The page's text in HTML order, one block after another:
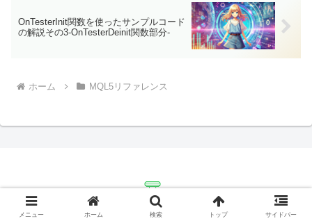
OnTesterInit関数を使ったサンプルコード
の解説その3-OnTesterDeinit関数部分-
ホーム MQL5リファレンス
メニュー ホーム 検索 トップ サイドバー